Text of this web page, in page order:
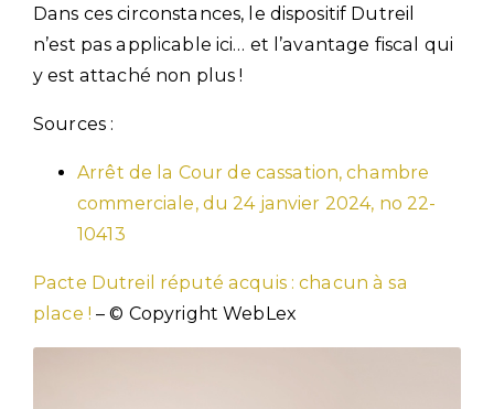
Dans ces circonstances, le dispositif Dutreil
n’est pas applicable ici… et l’avantage fiscal qui
y est attaché non plus !
Sources :
Arrêt de la Cour de cassation, chambre
commerciale, du 24 janvier 2024, no 22-
10413
Pacte Dutreil réputé acquis : chacun à sa
place ! – © Copyright WebLex